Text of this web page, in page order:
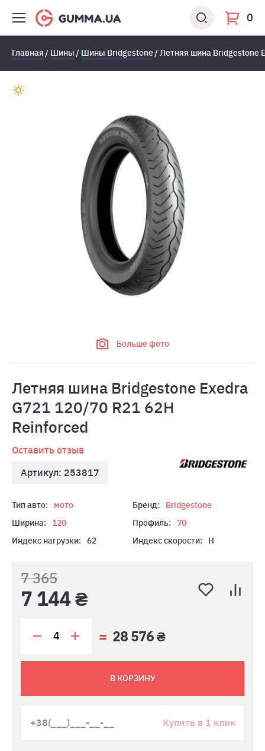
0
Главная Шины Шины Bridgestone Летняя шина Bridgestone
Больше фото
Летняя шина Bridgestone Exedra
G721 120/70 R21 62H
Reinforced
Оставить отзыв
Артикул: 253817
Тип авто: мото Бренд:
Bridgestone
Ширина:
120 Профиль:
70
Индекс нагрузки:
62 Индекс скорости: H
7 365
7 144 ₴
28 576 ₴
В КОРЗИНУ
Купить в 1 клик